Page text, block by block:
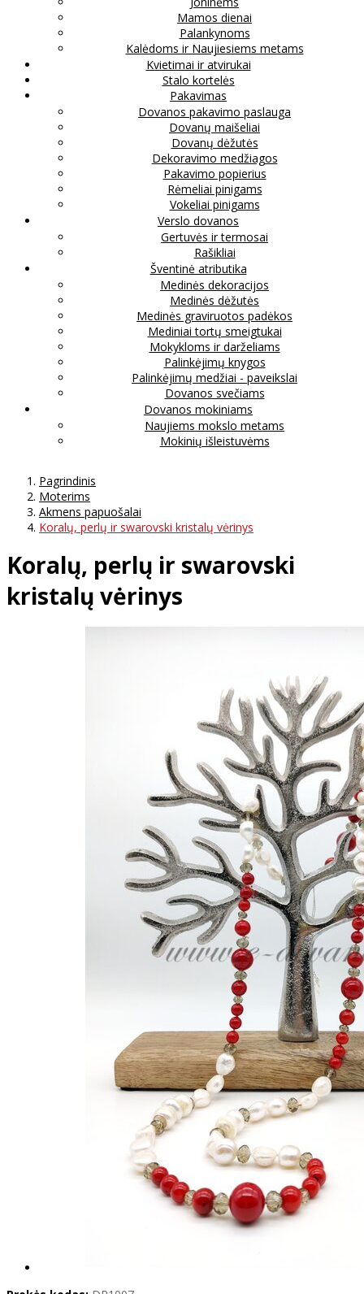
Mamos dienai
Palankynoms
Kalėdoms ir Naujiesiems metams
Kvietimai ir atvirukai
Stalo kortelės
Pakavimas
Dovanos pakavimo paslauga
Dovanų maišeliai
Dovanų dėžutės
Dekoravimo medžiagos
Pakavimo popierius
Rėmeliai pinigams
Vokeliai pinigams
Verslo dovanos
Gertuvės ir termosai
Rašikliai
Šventinė atributika
Medinės dekoracijos
Medinės dėžutės
Medinės graviruotos padėkos
Mediniai tortų smeigtukai
Mokykloms ir darželiams
Palinkėjimų knygos
Palinkėjimų medžiai - paveikslai
Dovanos svečiams
Dovanos mokiniams
Naujiems mokslo metams
Mokinių išleistuvėms
Pagrindinis
Moterims
Akmens papuošalai
Koralų, perlų ir swarovski kristalų vėrinys
Koralų, perlų ir swarovski
kristalų vėrinys